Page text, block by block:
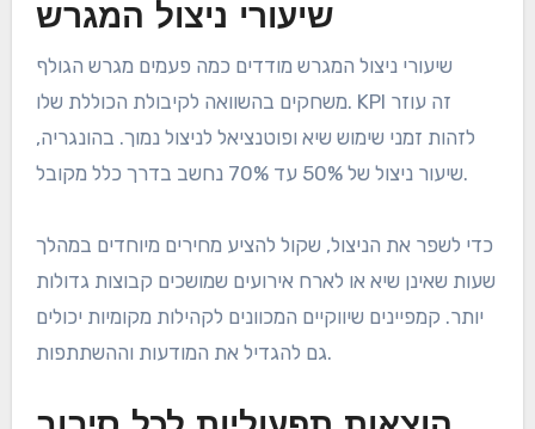
שיעורי ניצול המגרש
שיעורי ניצול המגרש מודדים כמה פעמים מגרש הגולף
משחקים בהשוואה לקיבולת הכוללת שלו. KPI זה עוזר
לזהות זמני שימוש שיא ופוטנציאל לניצול נמוך. בהונגריה,
שיעור ניצול של 50% עד 70% נחשב בדרך כלל מקובל.
כדי לשפר את הניצול, שקול להציע מחירים מיוחדים במהלך
שעות שאינן שיא או לארח אירועים שמושכים קבוצות גדולות
יותר. קמפיינים שיווקיים המכוונים לקהילות מקומיות יכולים
גם להגדיל את המודעות וההשתתפות.